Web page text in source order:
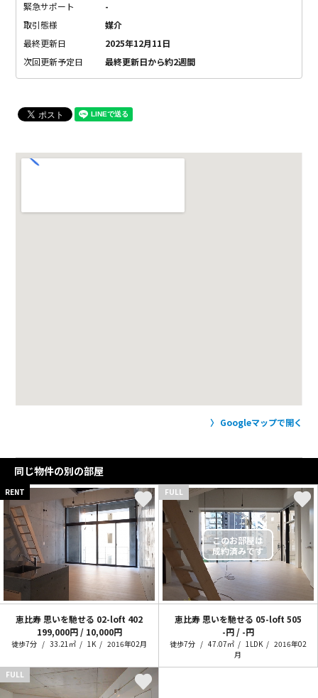
緊急サポート
-
取引態様
媒介
最終更新日
2025年12月11日
次回更新予定日
最終更新日から約2週間
Googleマップで開く
同じ物件の別の部屋
RENT
恵比寿 思いを馳せる 02-loft 402
199,000円 / 10,000円
徒歩7分 33.21㎡ 1K 2016年02月
FULL
恵比寿 思いを馳せる 05-loft 505
-円 / -円
徒歩7分 47.07㎡ 1LDK
2016年02
月
FULL